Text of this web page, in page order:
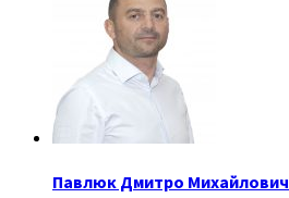
Павлюк Дмитро Михайлович